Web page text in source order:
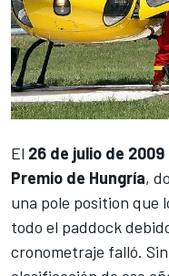
El 26 de julio de
Premio de Hungría,
una pole position que
todo el paddock
cronometraje falló.